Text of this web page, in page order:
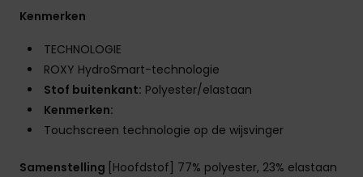
Kenmerken
TECHNOLOGIE
ROXY HydroSmart-technologie
Stof buitenkant: Polyester/elastaan
Kenmerken:
Touchscreen technologie op de wijsvinger
Samenstelling [Hoofdstof] 77% polyester, 23% elastaan